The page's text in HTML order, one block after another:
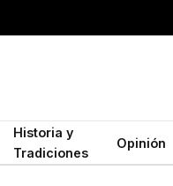
Historia y
Tradiciones
Opinión